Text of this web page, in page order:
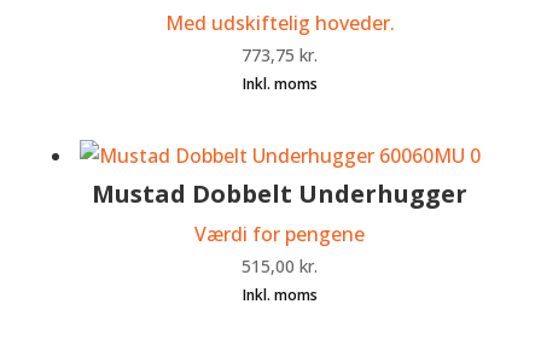
Med udskiftelig hoveder.
773,75kr.
Mustad Dobbelt Underhugger
Værdi for pengene
515,00kr.